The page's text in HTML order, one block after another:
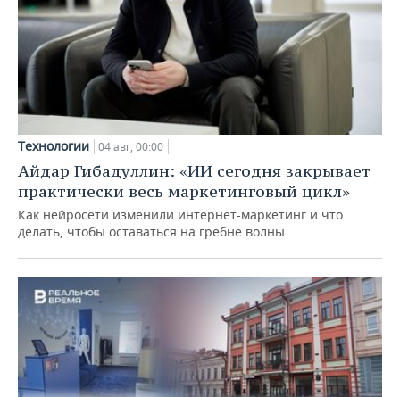
Технологии 04 авг, 00:00
Айдар Гибадуллин: «ИИ сегодня закрывает
практически весь маркетинговый цикл»
Как нейросети изменили интернет-маркетинг и что
делать, чтобы оставаться на гребне волны